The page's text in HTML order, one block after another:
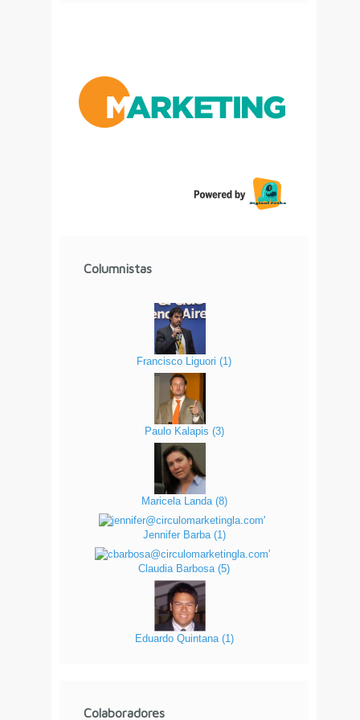
Columnistas
Francisco Liguori (1 )
Paulo Kalapis (3)
Maricela Landa (8)
Jennifer Barba (1)
Claudia Barbosa (5)
Eduardo Quintana (1)
Colaboradores